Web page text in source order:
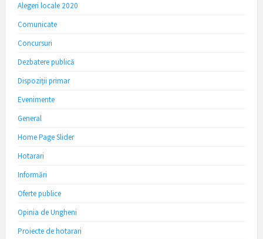
Alegeri locale 2020
Comunicate
Concursuri
Dezbatere publică
Dispoziții primar
Evenimente
General
Home Page Slider
Hotarari
Informări
Oferte publice
Opinia de Ungheni
Proiecte de hotarari